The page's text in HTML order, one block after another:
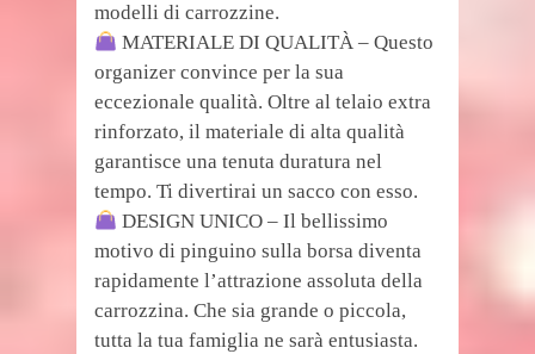
modelli di carrozzine.
MATERIALE DI QUALITÀ – Questo
organizer convince per la sua
eccezionale qualità. Oltre al telaio extra
rinforzato, il materiale di alta qualità
garantisce una tenuta duratura nel
tempo. Ti divertirai un sacco con esso.
DESIGN UNICO – Il bellissimo
motivo di pinguino sulla borsa diventa
rapidamente l’attrazione assoluta della
carrozzina. Che sia grande o piccola,
tutta la tua famiglia ne sarà entusiasta.